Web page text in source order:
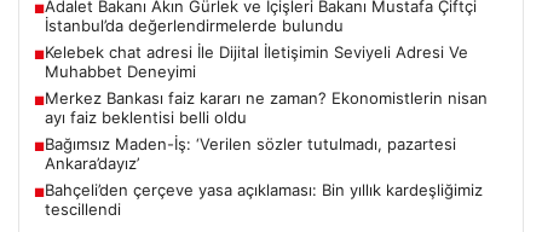
■Adalet Bakanı Akın Gürlek ve İçişleri Bakanı Mustafa Çiftçi
İstanbul’da değerlendirmelerde bulundu
■Kelebek chat adresi İle Dijital İletişimin Seviyeli Adresi Ve
Muhabbet Deneyimi
■Merkez Bankası faiz kararı ne zaman? Ekonomistlerin nisan
ayı faiz beklentisi belli oldu
■Bağımsız Maden-İş: ‘Verilen sözler tutulmadı, pazartesi
Ankara’dayız’
■Bahçeli’den çerçeve yasa açıklaması: Bin yıllık kardeşliğimiz
tescillendi